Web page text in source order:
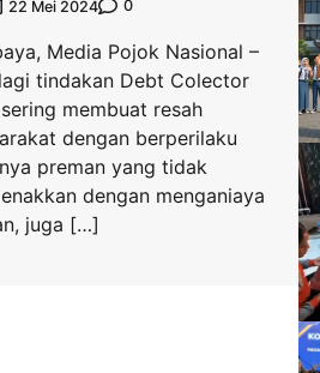
22 Mei 2024 0
Media Pojok Nasional –
tindakan Debt Colector
membuat resah
dengan berperilaku
preman yang tidak
dengan menganiaya
juga […]